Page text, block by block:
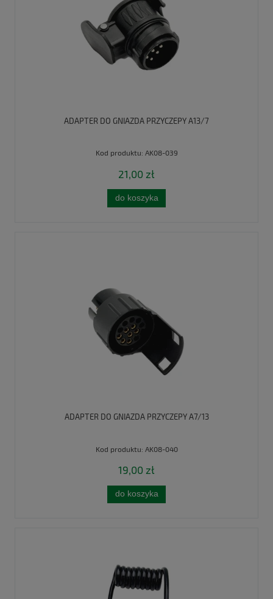
ADAPTER DO GNIAZDA PRZYCZEPY A13/7
Kod produktu: AK08-039
21,00 zł
do koszyka
ADAPTER DO GNIAZDA PRZYCZEPY A7/13
Kod produktu: AK08-040
19,00 zł
do koszyka